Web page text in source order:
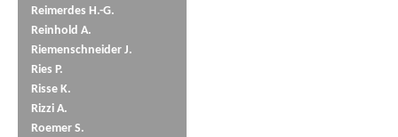
Reimerdes H.-G.
Reinhold A.
Riemenschneider J.
Ries P.
Risse K.
Rizzi A.
Roemer S.